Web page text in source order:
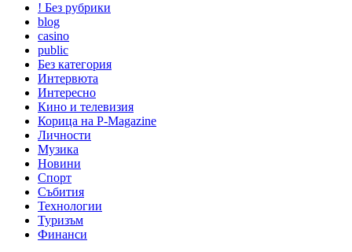
! Без рубрики
blog
casino
public
Без категория
Интервюта
Интересно
Кино и телевизия
Корица на P-Magazine
Личности
Музика
Новини
Спорт
Събития
Технологии
Туризъм
Финанси